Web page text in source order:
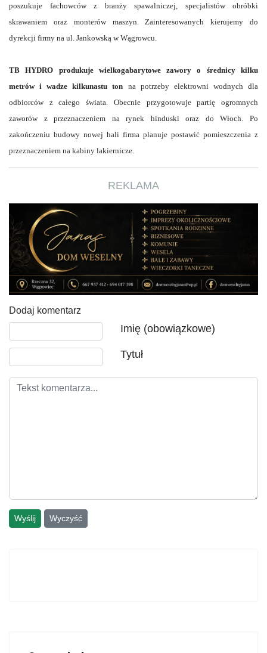
poszukuje fachowców z branży spawalniczej, specjalistów obróbki
skrawaniem oraz monterów maszyn. Zainteresowanych kierujemy do
dyrekcji firmy na ul. Jankowską w Wągrowcu.
TB HYDRO produkuje wielkogabarytowe zawory o średnicy kilku
metrów i wadze kilkunastu ton na potrzeby elektrowni wodnych dla
odbiorców z całego świata. Obecnie przygotowuje partię ogromnych
zaworów z przeznaczeniem na rynek hinduski oraz do Włoch. Po
zakończeniu budowy nowej hali firma planuje postawić pomieszczenia z
przeznaczeniem na kabiny lakiernicze.
REKLAMA
Dodaj komentarz
Imię (obowiązkowe)
Tytuł
Tekst komentarza
Wyślij Wyczyść